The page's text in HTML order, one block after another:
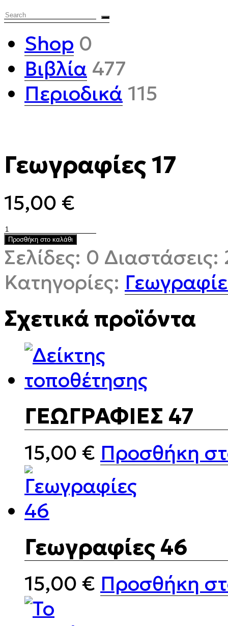
Shop 0
Βιβλία 477
Περιοδικά 115
Γεωγραφίες 17
15,00 €
Γεωγραφίες
17
ποσότητα
Προσθήκη στο καλάθι
Σελίδες: 0 Διαστάσεις:
Κατηγορίες:
Σχετικά προϊόντα
ΓΕΩΓΡΑΦΙΕΣ 47
15,00 € Προσθήκη
Γεωγραφίες 46
15,00 € Προσθήκη